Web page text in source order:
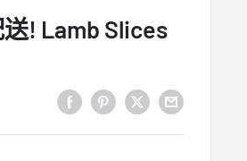
! Lamb Slices